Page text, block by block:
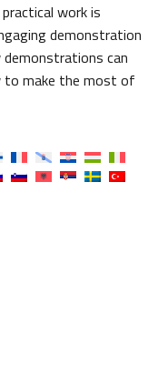
work is
demonstration
demonstrations can
to make the most of